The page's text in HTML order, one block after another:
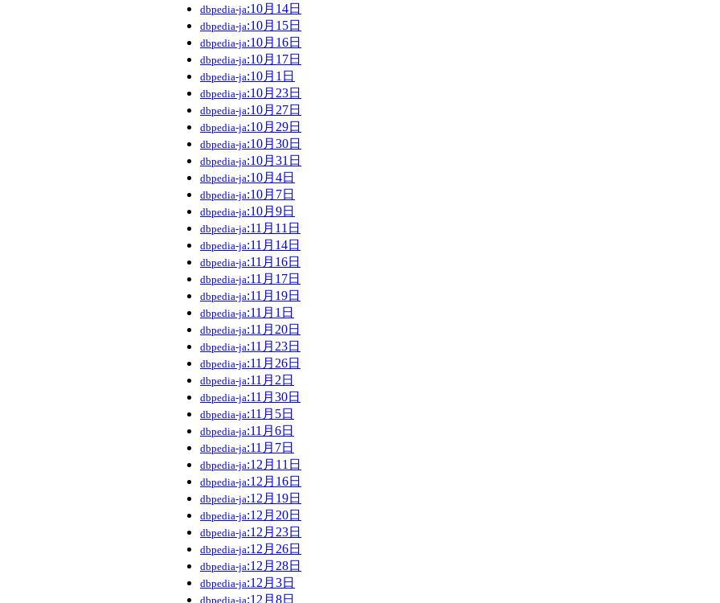
dbpedia-ja:10月14日
dbpedia-ja:10月15日
dbpedia-ja:10月16日
dbpedia-ja:10月17日
dbpedia-ja:10月1日
dbpedia-ja:10月23日
dbpedia-ja:10月27日
dbpedia-ja:10月29日
dbpedia-ja:10月30日
dbpedia-ja:10月31日
dbpedia-ja:10月4日
dbpedia-ja:10月7日
dbpedia-ja:10月9日
dbpedia-ja:11月11日
dbpedia-ja:11月14日
dbpedia-ja:11月16日
dbpedia-ja:11月17日
dbpedia-ja:11月19日
dbpedia-ja:11月1日
dbpedia-ja:11月20日
dbpedia-ja:11月23日
dbpedia-ja:11月26日
dbpedia-ja:11月2日
dbpedia-ja:11月30日
dbpedia-ja:11月5日
dbpedia-ja:11月6日
dbpedia-ja:11月7日
dbpedia-ja:12月11日
dbpedia-ja:12月16日
dbpedia-ja:12月19日
dbpedia-ja:12月20日
dbpedia-ja:12月23日
dbpedia-ja:12月26日
dbpedia-ja:12月28日
dbpedia-ja:12月3日
dbpedia-ja:12月8日